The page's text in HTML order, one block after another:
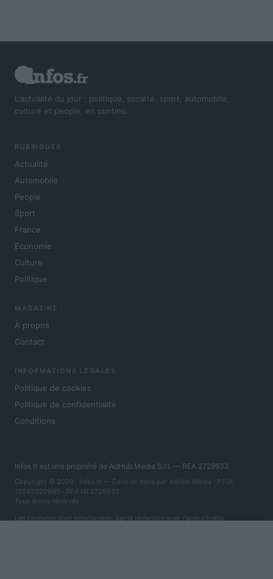
L'actualité du jour : politique, société, sport, automobile,
culture et people, en continu.
RUBRIQUES
Actualité
Automobile
People
Sport
France
Economie
Culture
Politique
MAGAZINE
À propos
Contact
INFORMATIONS LÉGALES
Politique de cookies
Politique de confidentialité
Conditions
Infos.fr est une propriété de AdHub Media S.r.l. — REA 2729933
Copyright © 2026 · Infos.fr — Édité en Italie par AdHub Media · P.IVA
13542920965 · REA MI 2729933
Tous droits réservés
Les contenus sont sélectionnés par la rédaction avec l'aide d'outils